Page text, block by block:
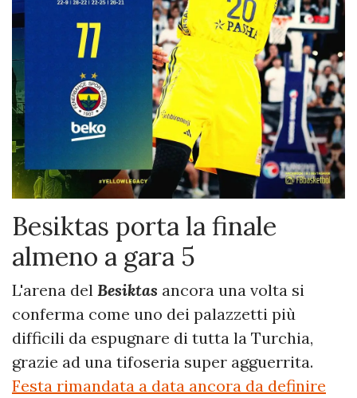
Besiktas porta la finale
almeno a gara 5
L'arena del Besiktas ancora una volta si
conferma come uno dei palazzetti più
difficili da espugnare di tutta la Turchia,
grazie ad una tifoseria super agguerrita.
Festa rimandata a data ancora da definire